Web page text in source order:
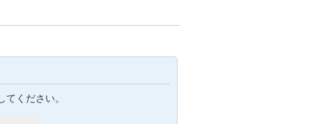
てください。